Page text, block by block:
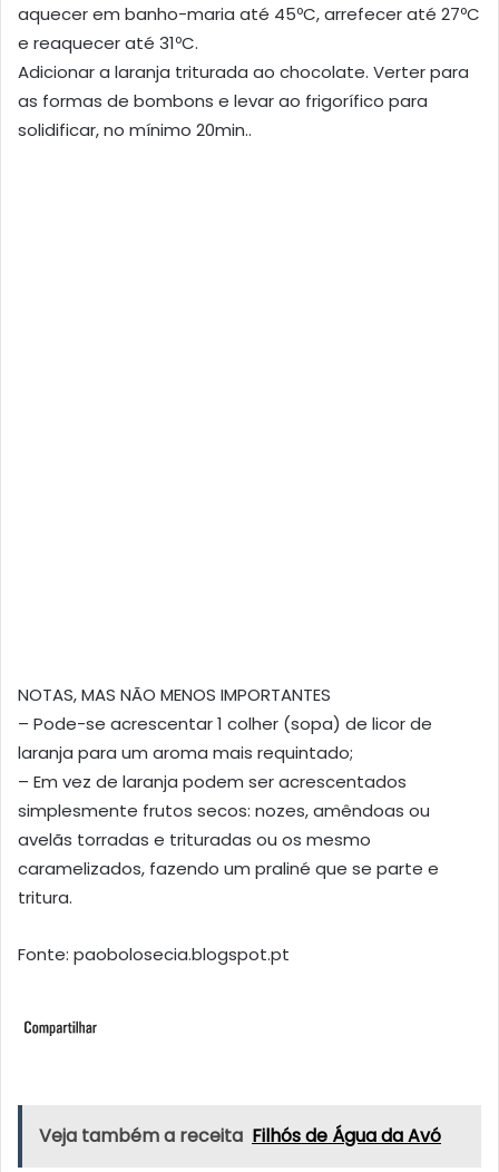
aquecer em banho-maria até 45ºC, arrefecer até 27ºC
e reaquecer até 31ºC.
Adicionar a laranja triturada ao chocolate. Verter para
as formas de bombons e levar ao frigorífico para
solidificar, no mínimo 20min..
NOTAS, MAS NÃO MENOS IMPORTANTES
– Pode-se acrescentar 1 colher (sopa) de licor de
laranja para um aroma mais requintado;
– Em vez de laranja podem ser acrescentados
simplesmente frutos secos: nozes, amêndoas ou
avelãs torradas e trituradas ou os mesmo
caramelizados, fazendo um praliné que se parte e
tritura.
Fonte: paobolosecia.blogspot.pt
Veja também a receita Filhós de Água da Avó